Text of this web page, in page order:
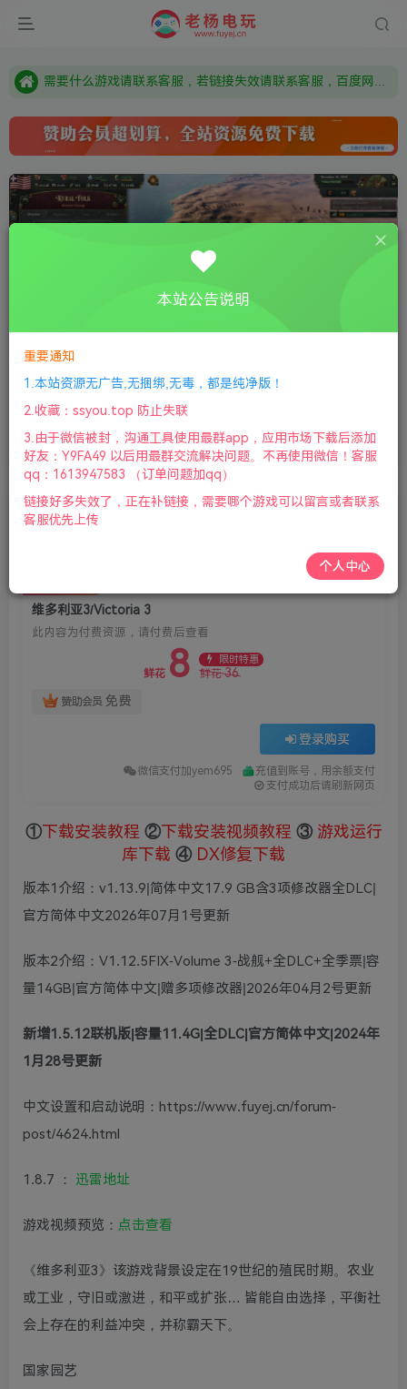
由于微信被封，沟通工具使用最群app，应用市场下载后添加好友：Y9FA49 以后用最群交流解决问题。不再使用微信！
本站资源来自网络搜集，如有侵权，请联系删除：fuyej@qq.com 附上证书和内容链接
需要什么游戏请联系客服，若链接失效请联系客服，百度网盘边上的激活码也是解压密码
0:00/01:27
首页 全部游戏 正文
维多利亚3/Victoria 3
老杨电玩
维多利亚3/Victoria 3
此内容为付费资源，请付费后查看
鲜花 8 限时特惠
鲜花 36
赞助会员 免费
登录购买
微信支付加yem695
充值到账号，用余额支付
支付成功后请刷新网页
①下载安装教程 ②下载安装视频教程 ③ 游戏运行
库下载 ④ DX修复下载
版本1介绍：v1.13.9|简体中文17.9 GB含3项修改器全DLC|
官方简体中文2026年07月1号更新
版本2介绍：V1.12.5FIX-Volume 3-战舰+全DLC+全季票|容
量14GB|官方简体中文|赠多项修改器|2026年04月2号更新
新增1.5.12联机版|容量11.4G|全DLC|官方简体中文|2024年
1月28号更新
中文设置和启动说明：https://www.fuyej.cn/forum-
post/4624.html
1.8.7 ： 迅雷地址
游戏视频预览： 点击查看
《维多利亚3》该游戏背景设定在19世纪的殖民时期。农业
或工业，守旧或激进，和平或扩张… 皆能自由选择，平衡社
会上存在的利益冲突，并称霸天下。
国家园艺
本站公告说明
重要通知
1.本站资源无广告,无捆绑,无毒，都是纯净版！
2.收藏：ssyou.top 防止失联
3.由于微信被封，沟通工具使用最群app，应用市场下载后添加
好友：Y9FA49 以后用最群交流解决问题。不再使用微信！客服
qq：1613947583 （订单问题加qq）
链接好多失效了，正在补链接，需要哪个游戏可以留言或者联系
客服优先上传
个人中心